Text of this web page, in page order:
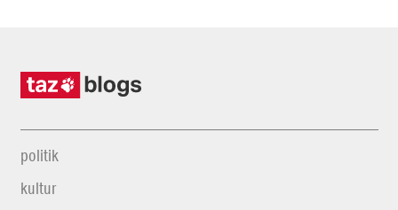
politik
kultur